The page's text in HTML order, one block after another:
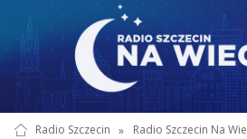
Radio Szczecin » Radio Szczecin Na